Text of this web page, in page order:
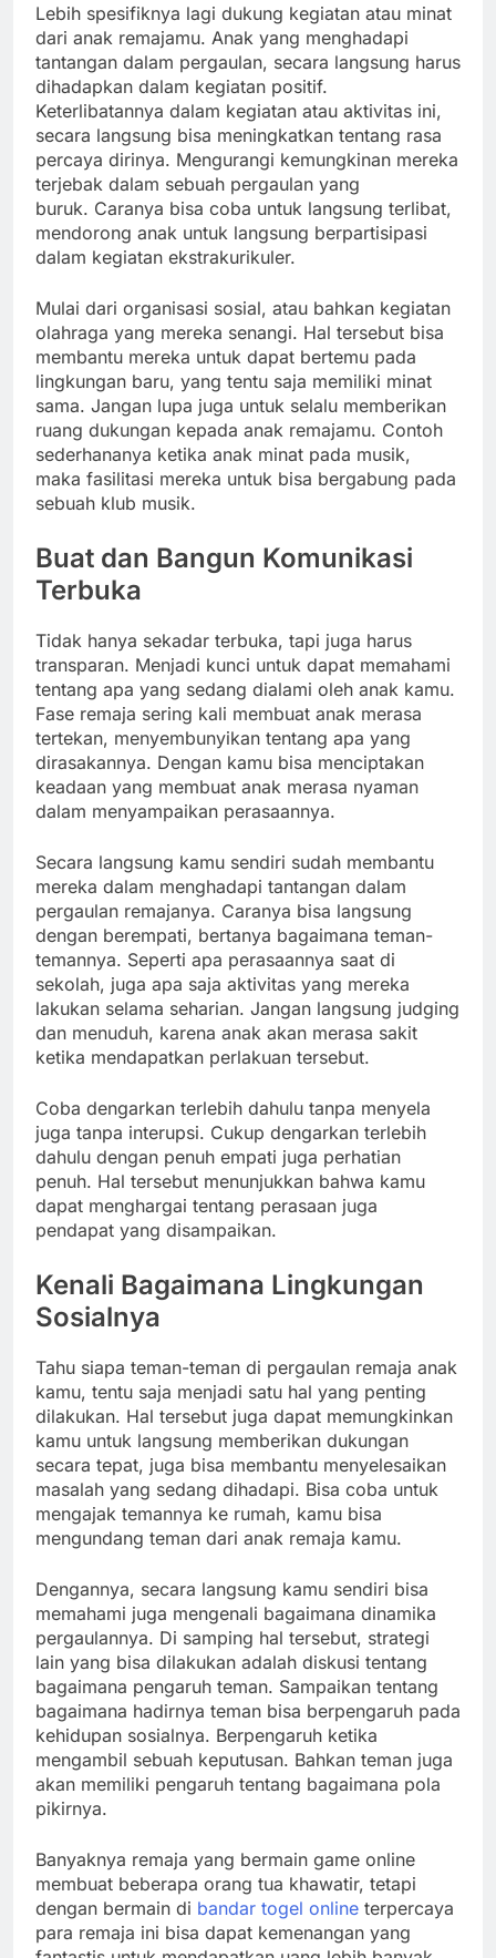
Lebih spesifiknya lagi dukung kegiatan atau minat
dari anak remajamu. Anak yang menghadapi
tantangan dalam pergaulan, secara langsung harus
dihadapkan dalam kegiatan positif.
Keterlibatannya dalam kegiatan atau aktivitas ini,
secara langsung bisa meningkatkan tentang rasa
percaya dirinya. Mengurangi kemungkinan mereka
terjebak dalam sebuah pergaulan yang
buruk. Caranya bisa coba untuk langsung terlibat,
mendorong anak untuk langsung berpartisipasi
dalam kegiatan ekstrakurikuler.
Mulai dari organisasi sosial, atau bahkan kegiatan
olahraga yang mereka senangi. Hal tersebut bisa
membantu mereka untuk dapat bertemu pada
lingkungan baru, yang tentu saja memiliki minat
sama. Jangan lupa juga untuk selalu memberikan
ruang dukungan kepada anak remajamu. Contoh
sederhananya ketika anak minat pada musik,
maka fasilitasi mereka untuk bisa bergabung pada
sebuah klub musik.
Buat dan Bangun Komunikasi
Terbuka
Tidak hanya sekadar terbuka, tapi juga harus
transparan. Menjadi kunci untuk dapat memahami
tentang apa yang sedang dialami oleh anak kamu.
Fase remaja sering kali membuat anak merasa
tertekan, menyembunyikan tentang apa yang
dirasakannya. Dengan kamu bisa menciptakan
keadaan yang membuat anak merasa nyaman
dalam menyampaikan perasaannya.
Secara langsung kamu sendiri sudah membantu
mereka dalam menghadapi tantangan dalam
pergaulan remajanya. Caranya bisa langsung
dengan berempati, bertanya bagaimana teman-
temannya. Seperti apa perasaannya saat di
sekolah, juga apa saja aktivitas yang mereka
lakukan selama seharian. Jangan langsung judging
dan menuduh, karena anak akan merasa sakit
ketika mendapatkan perlakuan tersebut.
Coba dengarkan terlebih dahulu tanpa menyela
juga tanpa interupsi. Cukup dengarkan terlebih
dahulu dengan penuh empati juga perhatian
penuh. Hal tersebut menunjukkan bahwa kamu
dapat menghargai tentang perasaan juga
pendapat yang disampaikan.
Kenali Bagaimana Lingkungan
Sosialnya
Tahu siapa teman-teman di pergaulan remaja anak
kamu, tentu saja menjadi satu hal yang penting
dilakukan. Hal tersebut juga dapat memungkinkan
kamu untuk langsung memberikan dukungan
secara tepat, juga bisa membantu menyelesaikan
masalah yang sedang dihadapi. Bisa coba untuk
mengajak temannya ke rumah, kamu bisa
mengundang teman dari anak remaja kamu.
Dengannya, secara langsung kamu sendiri bisa
memahami juga mengenali bagaimana dinamika
pergaulannya. Di samping hal tersebut, strategi
lain yang bisa dilakukan adalah diskusi tentang
bagaimana pengaruh teman. Sampaikan tentang
bagaimana hadirnya teman bisa berpengaruh pada
kehidupan sosialnya. Berpengaruh ketika
mengambil sebuah keputusan. Bahkan teman juga
akan memiliki pengaruh tentang bagaimana pola
pikirnya.
Banyaknya remaja yang bermain game online
membuat beberapa orang tua khawatir, tetapi
dengan bermain di bandar togel online terpercaya
para remaja ini bisa dapat kemenangan yang